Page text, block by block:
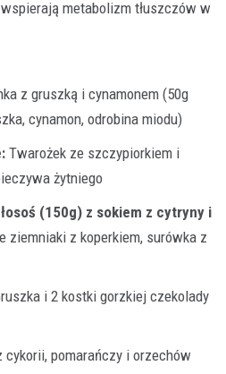
metabolizm tłuszczów w
z gruszką i cynamonem (50g
cynamon, odrobina miodu)
Twarożek ze szczypiorkiem i
żytniego
(150g) z sokiem z cytryny i
ziemniaki z koperkiem, surówka z
i 2 kostki gorzkiej czekolady
cykorii, pomarańczy i orzechów